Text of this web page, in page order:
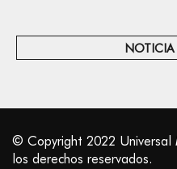
NOTICIA
© Copyright 2022 Universal
los derechos reservados.